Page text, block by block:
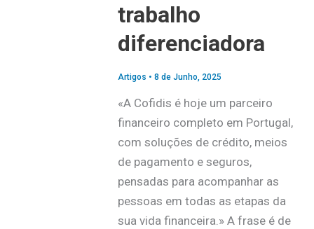
trabalho
diferenciadora
Artigos • 8 de Junho, 2025
«A Cofidis é hoje um parceiro
financeiro completo em Portugal,
com soluções de crédito, meios
de pagamento e seguros,
pensadas para acompanhar as
pessoas em todas as etapas da
sua vida financeira.» A frase é de